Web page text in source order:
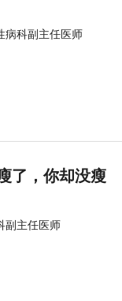
病科副主任医师
了，你却没瘦
副主任医师